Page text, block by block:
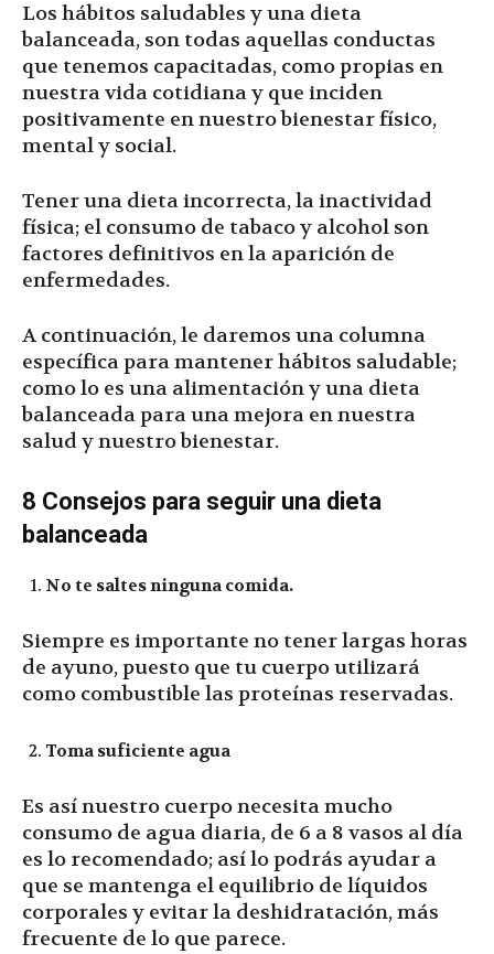
Los hábitos saludables y una dieta
balanceada, son todas aquellas conductas
que tenemos capacitadas, como propias en
nuestra vida cotidiana y que inciden
positivamente en nuestro bienestar físico,
mental y social.
Tener una dieta incorrecta, la inactividad
física; el consumo de tabaco y alcohol son
factores definitivos en la aparición de
enfermedades.
A continuación, le daremos una columna
específica para mantener hábitos saludable;
como lo es una alimentación y una dieta
balanceada para una mejora en nuestra
salud y nuestro bienestar.
8 Consejos para seguir una dieta
balanceada
No te saltes ninguna comida.
Siempre es importante no tener largas horas
de ayuno, puesto que tu cuerpo utilizará
como combustible las proteínas reservadas.
Toma suficiente agua
Es así nuestro cuerpo necesita mucho
consumo de agua diaria, de 6 a 8 vasos al día
es lo recomendado; así lo podrás ayudar a
que se mantenga el equilibrio de líquidos
corporales y evitar la deshidratación, más
frecuente de lo que parece.